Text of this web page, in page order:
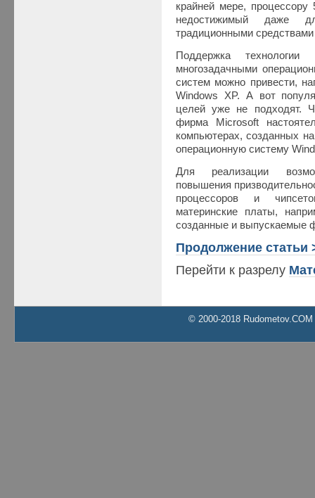
крайней мере,
недостижимый даже
традиционными
Поддержка технологии
многозадачными
систем можно привести,
Windows XP. А вот
целей уже не подходят.
фирма Microsoft
компьютерах, созданных
операционную систему
Для реализации
повышения
процессоров и
материнские платы,
созданные и выпускаемые
Продолжение статьи
Перейти к разрелу
© 2000-2018